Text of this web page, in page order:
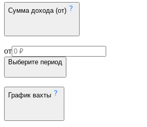
Сумма дохода (от)
от
Выберите период
График вахты